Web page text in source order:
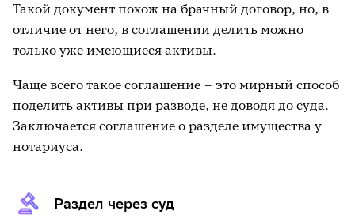
Такой документ похож на брачный договор, но, в
отличие от него, в соглашении делить можно
только уже имеющиеся активы.
Чаще всего такое соглашение – это мирный способ
поделить активы при разводе, не доводя до суда.
Заключается соглашение о разделе имущества у
нотариуса.
Раздел через суд